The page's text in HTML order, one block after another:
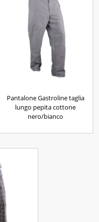
Pantalone Gastroline taglia
lungo pepita cottone
nero/bianco